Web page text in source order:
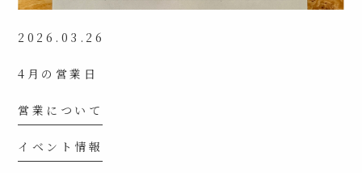
2026.03.26
4月の営業日
営業について
イベント情報